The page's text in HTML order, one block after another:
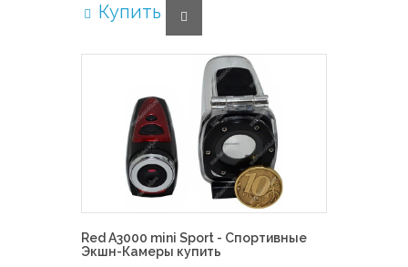
Купить
Red A3000 mini Sport - Спортивные
Экшн-Камеры купить